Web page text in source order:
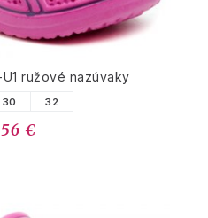
ružové nazúvaky
30 32
€